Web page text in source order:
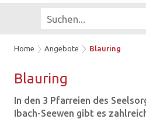
Home Angebote Blauring
Blau­ring
In den 3 Pfarreien des
Ibach-Seewen gibt es